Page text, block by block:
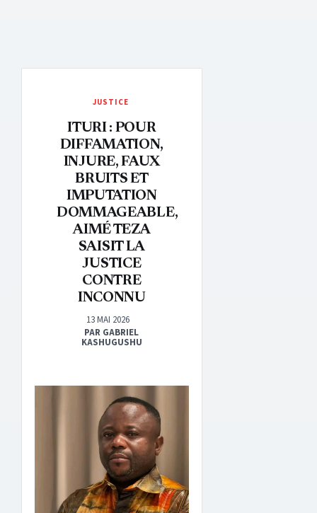
JUSTICE
ITURI : POUR
DIFFAMATION,
INJURE, FAUX
BRUITS ET
IMPUTATION
DOMMAGEABLE,
AIMÉ TEZA
SAISIT LA
JUSTICE
CONTRE
INCONNU
13 MAI 2026
PAR GABRIEL
KASHUGUSHU